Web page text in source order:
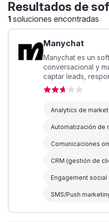
Resultados de
1 soluciones encontradas
Manychat
Manychat es un
conversacional y
captar leads,
Analytics de
Automatización de
Comunicaciones
CRM (gestión de
Engagement social
SMS/Push